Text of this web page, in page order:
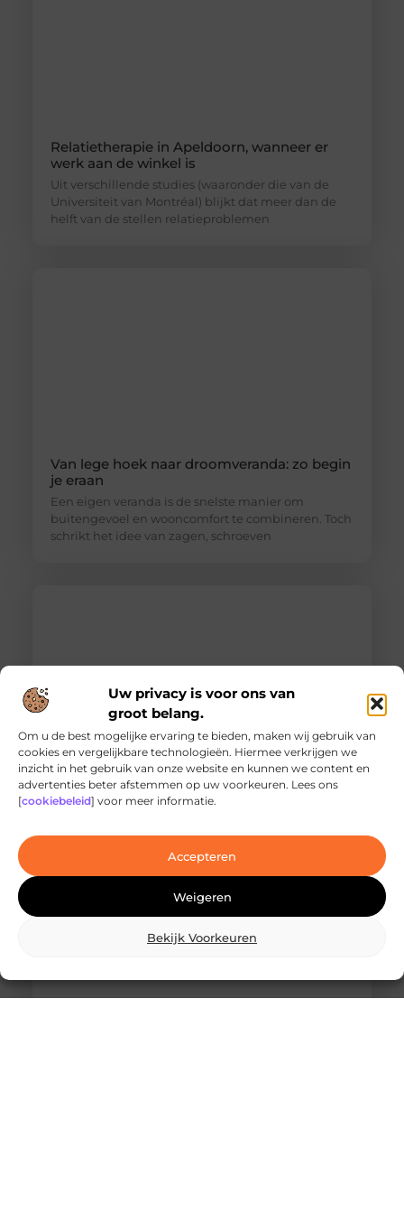
Uw privacy is voor ons van
groot belang.
Om u de best mogelijke ervaring te bieden, maken wij gebruik van
cookies en vergelijkbare technologieën. Hiermee verkrijgen we
inzicht in het gebruik van onze website en kunnen we content en
advertenties beter afstemmen op uw voorkeuren. Lees ons
[cookiebeleid] voor meer informatie.
Accepteren
Weigeren
Bekijk Voorkeuren
Relatietherapie in Apeldoorn, wanneer er
werk aan de winkel is
Uit verschillende studies (waaronder die van de
Universiteit van Montréal) blijkt dat meer dan de
helft van de stellen relatieproblemen
Van lege hoek naar droomveranda: zo begin
je eraan
Een eigen veranda is de snelste manier om
buitengevoel en wooncomfort te combineren. Toch
schrikt het idee van zagen, schroeven
Ontdek de innovatieve behandelingen in
jouw stad
laserbehandelingen in Den Haag? Dan ben je hier